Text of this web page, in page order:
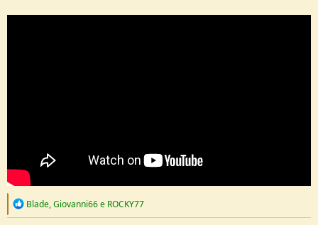
R
Blade,Giovanni66e ROCKY77